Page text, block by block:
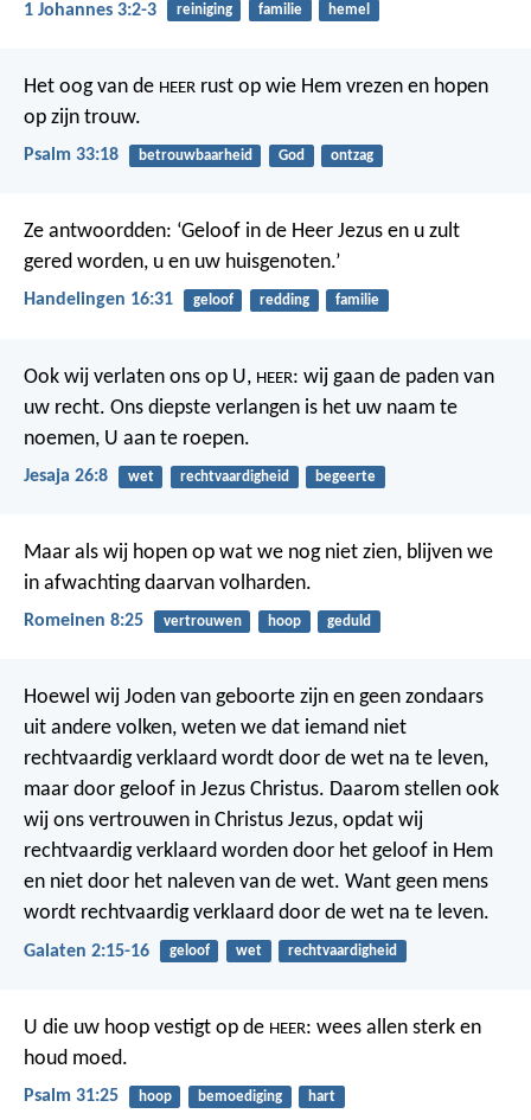
1 Johannes 3:2-3 reiniging familie hemel
Het oog van de HEER rust op wie Hem vrezen en hopen
op zijn trouw.
Psalm 33:18 betrouwbaarheid God ontzag
Ze antwoordden: ‘Geloof in de Heer Jezus en u zult
gered worden, u en uw huisgenoten.’
Handelingen 16:31 geloof redding familie
Ook wij verlaten ons op U, HEER: wij gaan de paden van
uw recht. Ons diepste verlangen is het uw naam te
noemen, U aan te roepen.
Jesaja 26:8 wet rechtvaardigheid begeerte
Maar als wij hopen op wat we nog niet zien, blijven we
in afwachting daarvan volharden.
Romeinen 8:25 vertrouwen hoop geduld
Hoewel wij Joden van geboorte zijn en geen zondaars
uit andere volken, weten we dat iemand niet
rechtvaardig verklaard wordt door de wet na te leven,
maar door geloof in Jezus Christus. Daarom stellen ook
wij ons vertrouwen in Christus Jezus, opdat wij
rechtvaardig verklaard worden door het geloof in Hem
en niet door het naleven van de wet. Want geen mens
wordt rechtvaardig verklaard door de wet na te leven.
Galaten 2:15-16 geloof wet rechtvaardigheid
U die uw hoop vestigt op de HEER: wees allen sterk en
houd moed.
Psalm 31:25 hoop bemoediging hart